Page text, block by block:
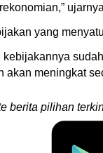
yang
kebijakannya
akan meningkat
berita pilihan